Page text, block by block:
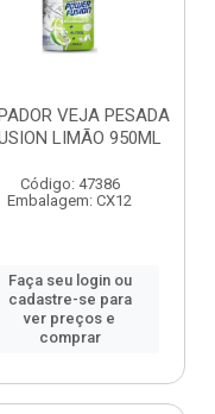
VEJA PESADA
LIMÃO 950ML
Código: 47386
Embalagem: CX12
Faça seu login ou
cadastre-se para
ver preços e
comprar